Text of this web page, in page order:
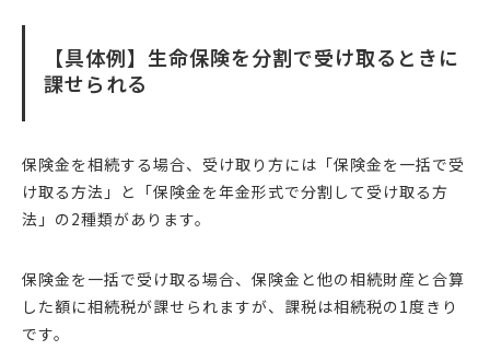
【具体例】生命保険を分割で受け取るときに
課せられる
保険金を相続する場合、受け取り方には「保険金を一括で受
け取る方法」と「保険金を年金形式で分割して受け取る方
法」の2種類があります。
保険金を一括で受け取る場合、保険金と他の相続財産と合算
した額に相続税が課せられますが、課税は相続税の1度きり
です。